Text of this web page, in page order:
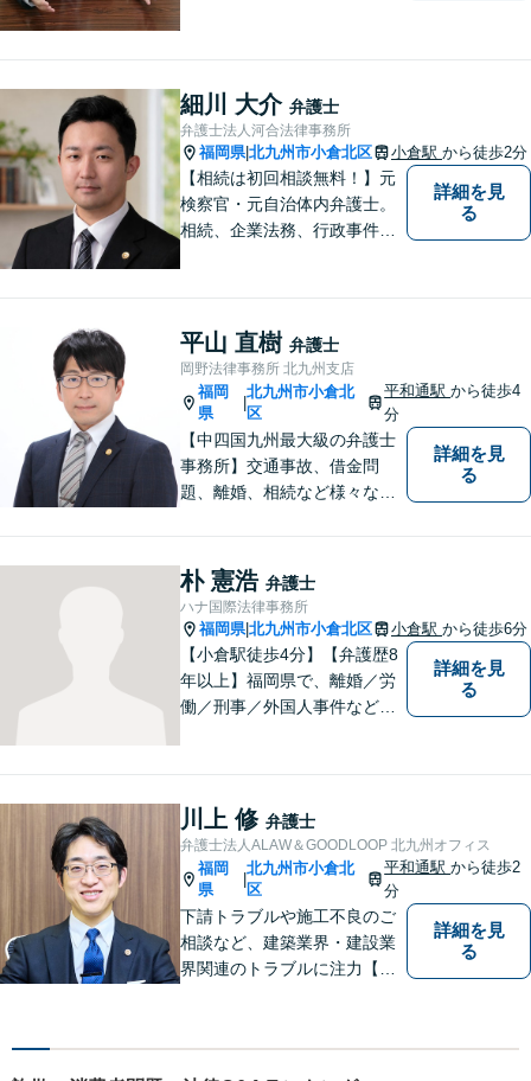
相談ください。お一人おひと
りの声を大切にし、適切な解
決方法をご提案いたします。
細川 大介 弁護士
弁護士法人河合法律事務所
福岡県|北九州市小倉北区 小倉駅 から徒歩2分
【相続は初回相談無料！】元
検察官・元自治体内弁護士。
相続、企業法務、行政事件、
詳細を見
る
平山 直樹 弁護士
岡野法律事務所 北九州支店
福岡
県
|
北九州市小倉北
区
平和通駅から徒歩4
分
【中四国九州最大級の弁護士
事務所】交通事故、借金問
題、離婚、相続など様々な問
料」の相談を行っています！
まずはお気軽にご相談くださ
い！
詳細を見
る
朴 憲浩 弁護士
ハナ国際法律事務所
福岡県|北九州市小倉北区 小倉駅 から徒歩6分
【小倉駅徒歩4分】【弁護歴8
年以上】福岡県で、離婚／労
働／刑事／外国人事件などに
会話のキャッチボールを積み
重ねながら解決へと動いてま
いります。【韓国語対応可】
詳細を見
る
川上 修 弁護士
弁護士法人ALAW＆GOODLOOP 北九州オフィス
福岡
県
|
北九州市小倉北
区
平和通駅から徒歩2
分
下請トラブルや施工不良のご
相談など、建築業界・建設業
界関連のトラブルに注力【企
のご相談はお任せください
詳細を見
る